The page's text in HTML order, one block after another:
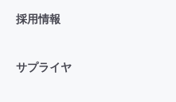
採用情報
サプライヤ